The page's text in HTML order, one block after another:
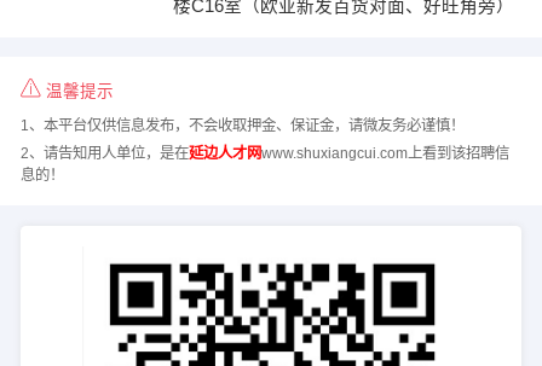
楼C16室（欧亚新发百货对面、好旺角旁）
温馨提示
1、本平台仅供信息发布，不会收取押金、保证金，请微友务必谨慎！
2、请告知用人单位，是在延边人才网www.shuxiangcui.com上看到该招聘信
息的！